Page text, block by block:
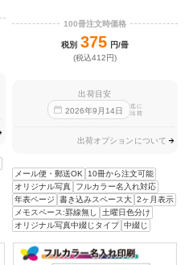
100冊注文時価格
税別 375 円/冊
(税込412円)
出荷目安
2026年9 月 14日
迄に
出荷
出荷オプションについて
メール便・郵送OK
10冊から注文可能
オリジナル写真
フルカラー名入れ対応
年表ページ
書き込みスペース大 2ヶ月表示
メモスペース:罫線無し
土曜日色分け
オリジナル写真中綴じタイプ 中綴じ